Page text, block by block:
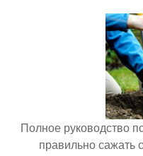
Полное руководство
правильно сажать